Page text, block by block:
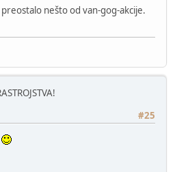
nešto od van-gog-akcije.
#25